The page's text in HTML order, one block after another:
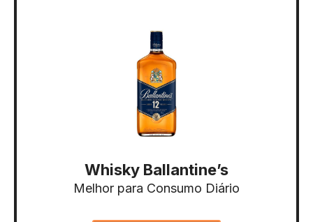
Whisky Ballantine’s
Melhor para Consumo Diário